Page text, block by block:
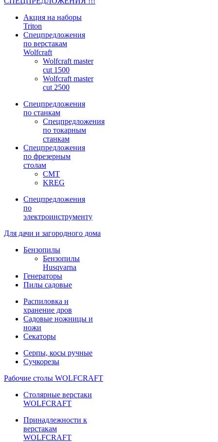
Акция на наборы
Triton
Спецпредложения
по верстакам
Wolfcraft
Wolfcraft master
cut 1500
Wolfcraft master
cut 2500
Спецпредложения
по станкам
Спецпредложения
по токарным
станкам
Спецпредложения
по фрезерным
столам
CMT
KREG
Спецпредложения
по
электроинструменту
Для дачи и загородного дома
Бензопилы
Бензопилы
Husqvarna
Генераторы
Пилы садовые
Распиловка и
хранение дров
Садовые ножницы и
ножи
Секаторы
Серпы, косы ручные
Сучкорезы
Рабочие столы WOLFCRAFT
Столярные верстаки
WOLFCRAFT
Принадлежности к
верстакам
WOLFCRAFT